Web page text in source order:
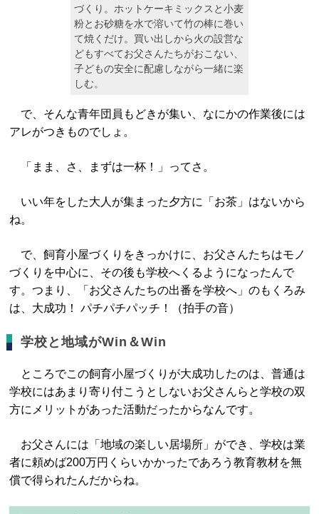
づくり。ホットケーキミックスと小麦
粉とお砂糖を水で溶いて竹の棒に巻い
て焼くだけ。買い出しから火の設営な
どもすべてお父さんたちがおこない、
子どもの安全に配慮しながら一緒に楽
しむ。
で、そんな青年団員もどきが集い、なにかの作業後には
アレがつきものでしょ。
「まま、さ、まずは一杯！」ってさ。
いい年をした大人が集まった夕方に「お茶」はないから
ね。
で、飼育小屋づくりをきっかけに、お父さんたちはモノ
づくりを中心に、その後も学校へくるようになったんで
す。つまり、「お父さんたちの出番を学校へ」のもくろみ
は、大成功！ パチパチパッチ！（拍手の音）
学校と地域がWin＆Win
ところでこの飼育小屋づくりが大成功したのは、普通は
学校にはあまり寄り付こうとしないお父さんらと学校の双
方にメリットがあった活動だったからなんです。
お父さんには「地域の楽しい居場所」ができ、学校は業
者に頼めば200万円くらいかかったであろう教育教材を無
償で得られたんだからね。